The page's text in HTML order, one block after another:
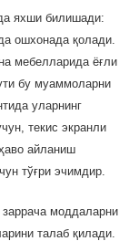
яхши билишади:
ошхонада қолади.
мебелларида ёғли
бу муаммоларни
уларнинг
текис экранли
айланиш
тўғри эчимдир.
моддаларни
талаб қилади.